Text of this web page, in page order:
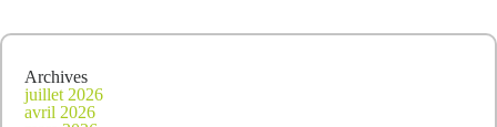
Archives
juillet 2026
avril 2026